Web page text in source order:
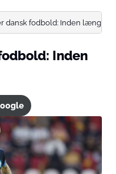
dansk fodbold: Inden længe
Inden